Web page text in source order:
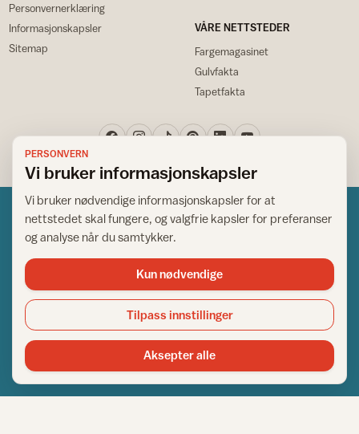
Personvernerklæring
Informasjonskapsler
Sitemap
VÅRE NETTSTEDER
Fargemagasinet
Gulvfakta
Tapetfakta
Norsk råd for hjem og bygg
Copyright © 1995-2026. All Rights Reserved.
Ansvarlig redaktør: Helge Bod Vangen
Utgiver: IFI - Norsk råd for hjem og bygg
PERSONVERN
Vi bruker informasjonskapsler
Vi bruker nødvendige informasjonskapsler for at
nettstedet skal fungere, og valgfrie kapsler for preferanser
og analyse når du samtykker.
Kun nødvendige
Tilpass innstillinger
Aksepter alle